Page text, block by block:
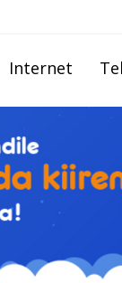
Internet